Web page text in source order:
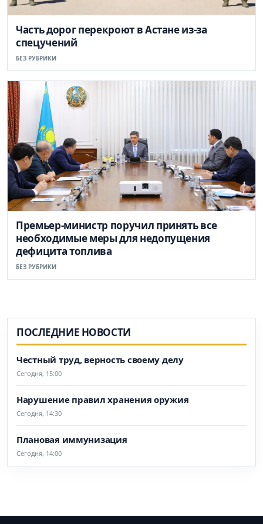
Часть дорог перекроют в Астане из-за
спецучений
БЕЗ РУБРИКИ
Премьер-министр поручил принять все
необходимые меры для недопущения
дефицита топлива
БЕЗ РУБРИКИ
ПОСЛЕДНИЕ НОВОСТИ
Честный труд, верность своему делу
Сегодня, 15:00
Нарушение правил хранения оружия
Сегодня, 14:30
Плановая иммунизация
Сегодня, 14:00